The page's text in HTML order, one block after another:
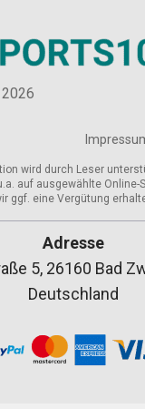
2026
wird durch Leser
auf ausgewählte Online-
ggf. eine Vergütung
Adresse
5, 26160 Bad
Deutschland